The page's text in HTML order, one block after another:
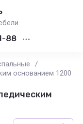
88
/
основанием 1200